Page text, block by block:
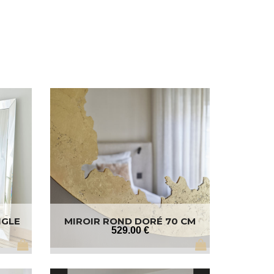
MIROIR ROND DORÉ 70 CM
529.00 €